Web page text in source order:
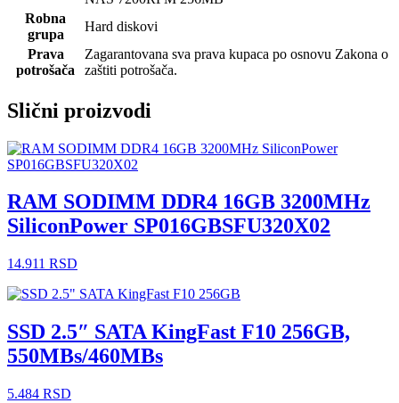
Robna
grupa
Hard diskovi
Prava
potrošača
Zagarantovana sva prava kupaca po osnovu Zakona o
zaštiti potrošača.
Slični proizvodi
RAM SODIMM DDR4 16GB 3200MHz
SiliconPower SP016GBSFU320X02
14.911 RSD
SSD 2.5″ SATA KingFast F10 256GB,
550MBs/460MBs
5.484 RSD